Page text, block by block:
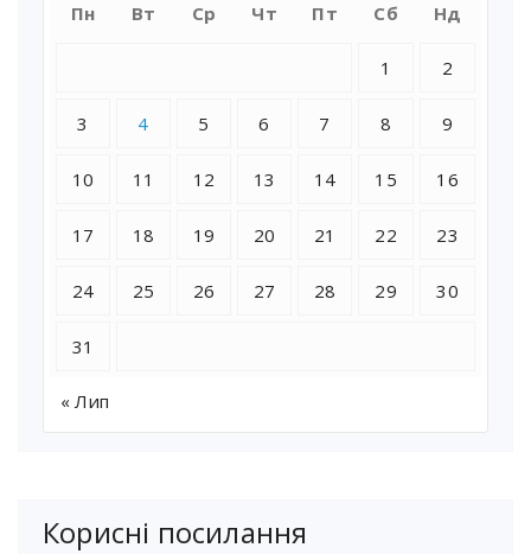
Пн Вт Ср Чт Пт Сб Нд
1 2
3 4 5 6 7 8 9
10 11 12 13 14 15 16
17 18 19 20 21 22 23
24 25 26 27 28 29 30
31
« Лип
Корисні посилання